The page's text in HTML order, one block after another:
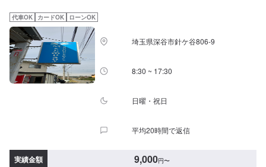
つけてお越しください。駐車スペースは事務所前の空いているスペースに駐
車してください。受付はスタッフへ「メンテモで予約しました」とお伝えく
ださい。ご案内いたします。【定休日・営業時間】定休日：日曜日、祝日営
業時間：8:30~1７:00
代車OK カードOK ローンOK
埼玉県深谷市針ケ谷806‐9
8:30 ~ 17:30
日曜・祝日
平均20時間で返信
実績金額 9,000円〜